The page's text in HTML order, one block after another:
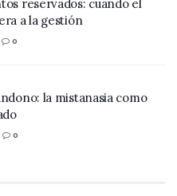
reservados: cuando el
a la gestión
0
la mistanasia como
0